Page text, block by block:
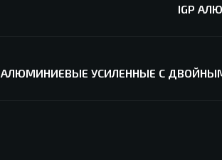
IGP
АЛЮМИНИЕВЫЕ УСИЛЕННЫЕ С